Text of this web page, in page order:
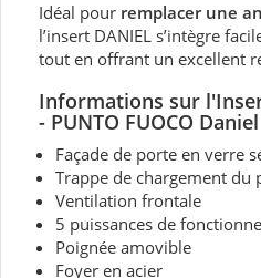
Idéal pour remplacer une
l’insert DANIEL s’intègre
tout en offrant un excellent
Informations sur
- PUNTO FUOCO
Façade de porte en verre
Trappe de chargement du
Ventilation frontale
5 puissances de
Poignée amovible
Foyer en acier